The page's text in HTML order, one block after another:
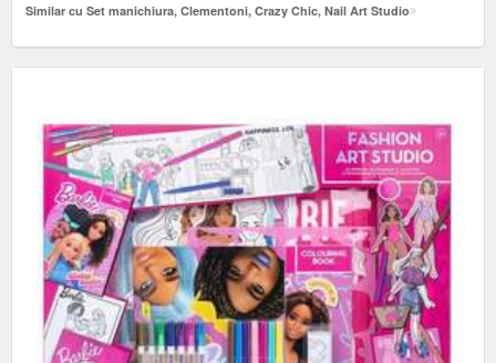
Similar cu Set manichiura, Clementoni, Crazy Chic, Nail Art Studio